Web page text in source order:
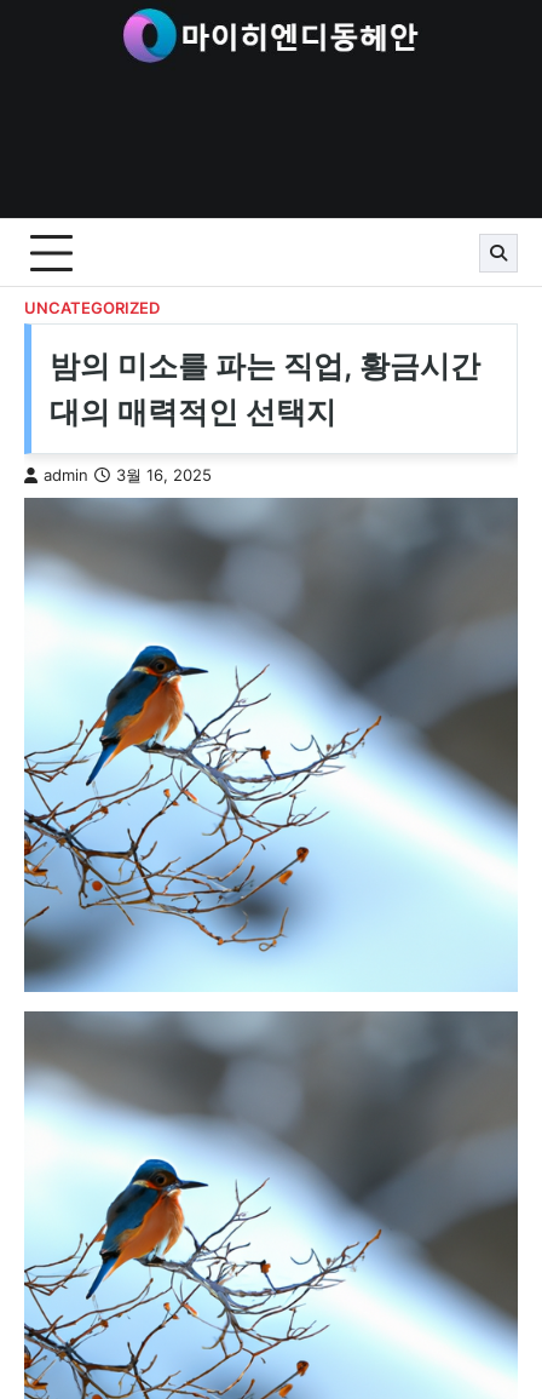
UNCATEGORIZED
밤의 미소를 파는 직업, 황금시간
대의 매력적인 선택지
admin 3월 16, 2025